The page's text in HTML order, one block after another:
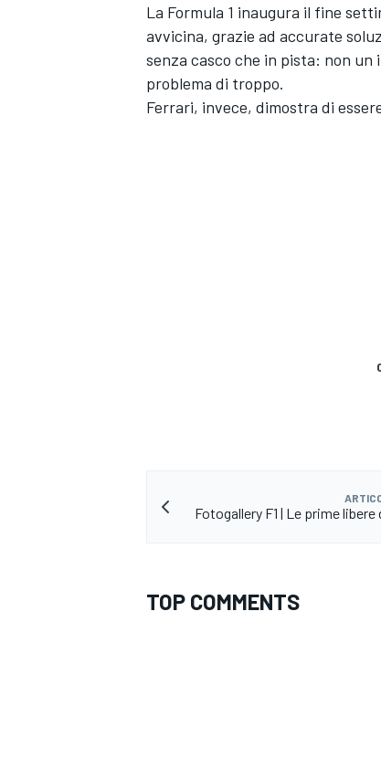
MONOPOSTO
La Formula 1 inaugura il fine
avvicina, grazie ad accurate
senza casco che in pista: non
problema di troppo.
Ferrari, invece, dimostra di
Fotogallery F1 | Le prime libere
TOP COMMENTS